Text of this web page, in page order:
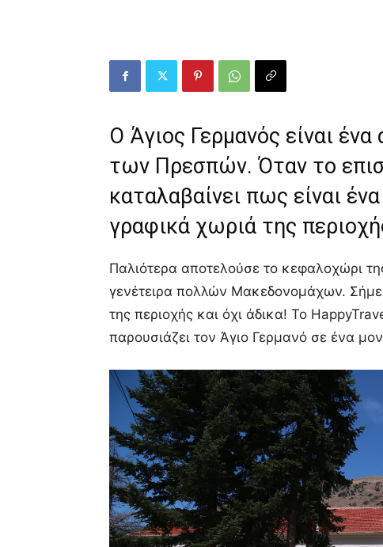
O Άγιος Γερμανός είναι
των Πρεσπών. Όταν το
καταλαβαίνει πως είναι
γραφικά χωριά της
Παλιότερα αποτελούσε το κεφαλοχώρι
γενέτειρα πολλών Μακεδονομάχων.
της περιοχής και όχι άδικα! To
παρουσιάζει τον Άγιο Γερμανό σε ένα